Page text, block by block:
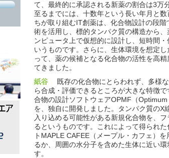
て、最終的に承認される新薬の割合は3万
至るまでには、十数年という長い年月と
ちが取り組むIT創薬は、化合物設計の段
術を活用し、標的タンパク質の構造から
ンピュータ上で仮想的に設計し、短時間
いうものです。さらに、生体環境を想定
って、薬の候補となる化合物の活性を高
てきました。
紙谷 既存の化合物にとらわれず、多様
ら合成・評価できるところが大きな特徴
合物の設計ソフトウェアOPMF（
を、独自に開発しました。タンパク質のX
入り込める可能性がある新規化合物を、
るというものです。これによって得られ
トMAPLE CAFEE（メープル・カフェ）
るか、周囲の水分子を含めた生体に近い
す。